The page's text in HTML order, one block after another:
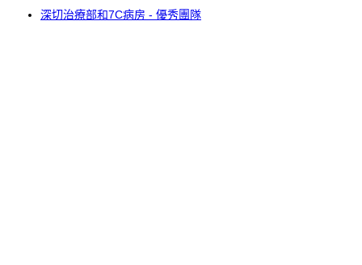
深切治療部和7C病房 - 優秀團隊